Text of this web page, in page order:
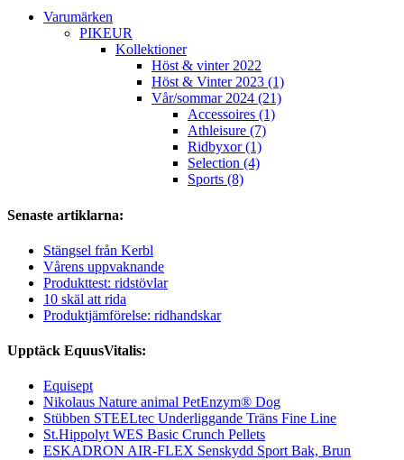
Varumärken
PIKEUR
Kollektioner
Höst & vinter 2022
Höst & Vinter 2023 (1)
Vår/sommar 2024 (21)
Accessoires (1)
Athleisure (7)
Ridbyxor (1)
Selection (4)
Sports (8)
Senaste artiklarna:
Stängsel från Kerbl
Vårens uppvaknande
Produkttest: ridstövlar
10 skäl att rida
Produktjämförelse: ridhandskar
Upptäck EquusVitalis:
Equisept
Nikolaus Nature animal PetEnzym® Dog
Stübben STEELtec Underliggande Träns Fine Line
St.Hippolyt WES Basic Crunch Pellets
ESKADRON AIR-FLEX Senskydd Sport Bak, Brun